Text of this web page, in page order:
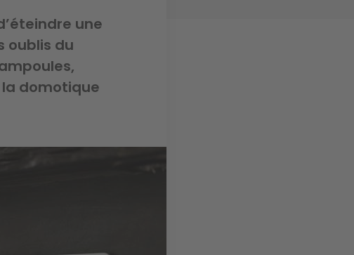
une
oublis du
la domotique